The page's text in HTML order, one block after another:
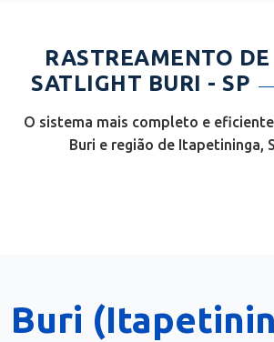
RASTREAMENTO DE
SATLIGHT BURI - SP
O sistema mais completo e
Buri e região de Itapetininga,
Buri